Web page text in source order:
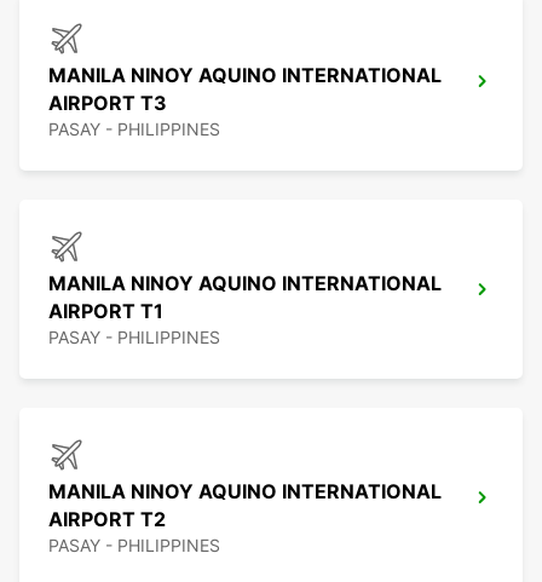
MANILA NINOY AQUINO INTERNATIONAL
AIRPORT T3
PASAY - PHILIPPINES
MANILA NINOY AQUINO INTERNATIONAL
AIRPORT T1
PASAY - PHILIPPINES
MANILA NINOY AQUINO INTERNATIONAL
AIRPORT T2
PASAY - PHILIPPINES